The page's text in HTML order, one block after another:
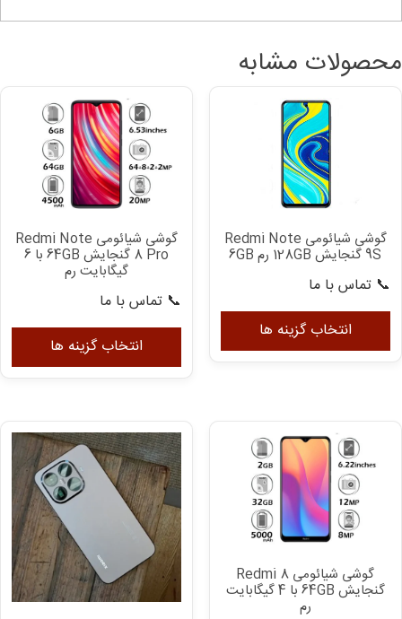
محصولات مشابه
گوشی شیائومی Redmi Note
9S گنجایش 128GB رم 6GB
📞 تماس با ما
انتخاب گزینه ها
این
محصول
دارای
محصول
انتخاب
گوشی شیائومی Redmi Note
8 Pro گنجایش 64GB با 6
گیگابایت رم
📞 تماس با ما
انتخاب گزینه ها
گوشی شیائومی Redmi 8
گنجایش 64GB با 4 گیگابایت
رم